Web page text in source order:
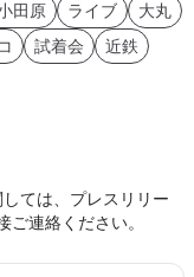
田原 ライブ
大丸
試着会 近鉄
ては、プレスリリー
連絡ください。